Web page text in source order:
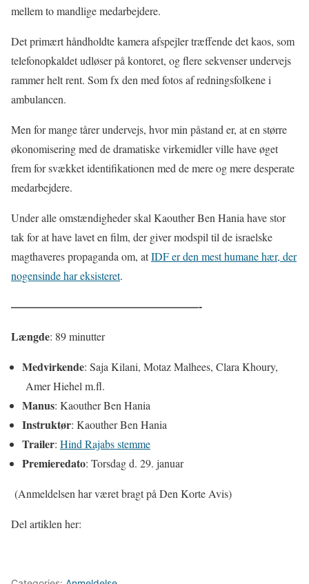
mellem to mandlige medarbejdere.
Det primært håndholdte kamera afspejler træffende det kaos, som
telefonopkaldet udløser på kontoret, og flere sekvenser undervejs
rammer helt rent. Som fx den med fotos af redningsfolkene i
ambulancen.
Men for mange tårer undervejs, hvor min påstand er, at en større
økonomisering med de dramatiske virkemidler ville have øget
frem for svækket identifikationen med de mere og mere desperate
medarbejdere.
Under alle omstændigheder skal Kaouther Ben Hania have stor
tak for at have lavet en film, der giver modspil til de israelske
magthaveres propaganda om, atIDF er den mest humane hær, der
nogensinde har eksisteret.
—————————————————-
Længde: 89 minutter
Medvirkende: Saja Kilani, Motaz Malhees, Clara Khoury,
Amer Hiehel m.fl.
Manus: Kaouther Ben Hania
Instruktør: Kaouther Ben Hania
Trailer: Hind Rajabs stemme
Premieredato: Torsdag d. 29. januar
(Anmeldelsen har været bragt på Den Korte Avis)
Del artiklen her: